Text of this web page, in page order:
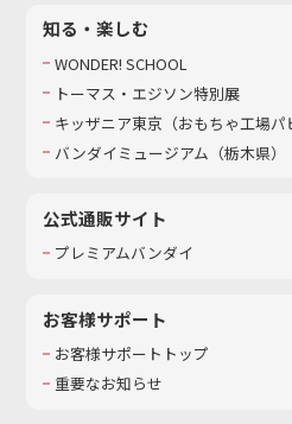
知る・楽しむ
WONDER! SCHOOL
トーマス・エジソン特別展
キッザニア東京（おもちゃ工場パ
バンダイミュージアム（栃木県）
公式通販サイト
プレミアムバンダイ
お客様サポート
お客様サポートトップ
重要なお知らせ